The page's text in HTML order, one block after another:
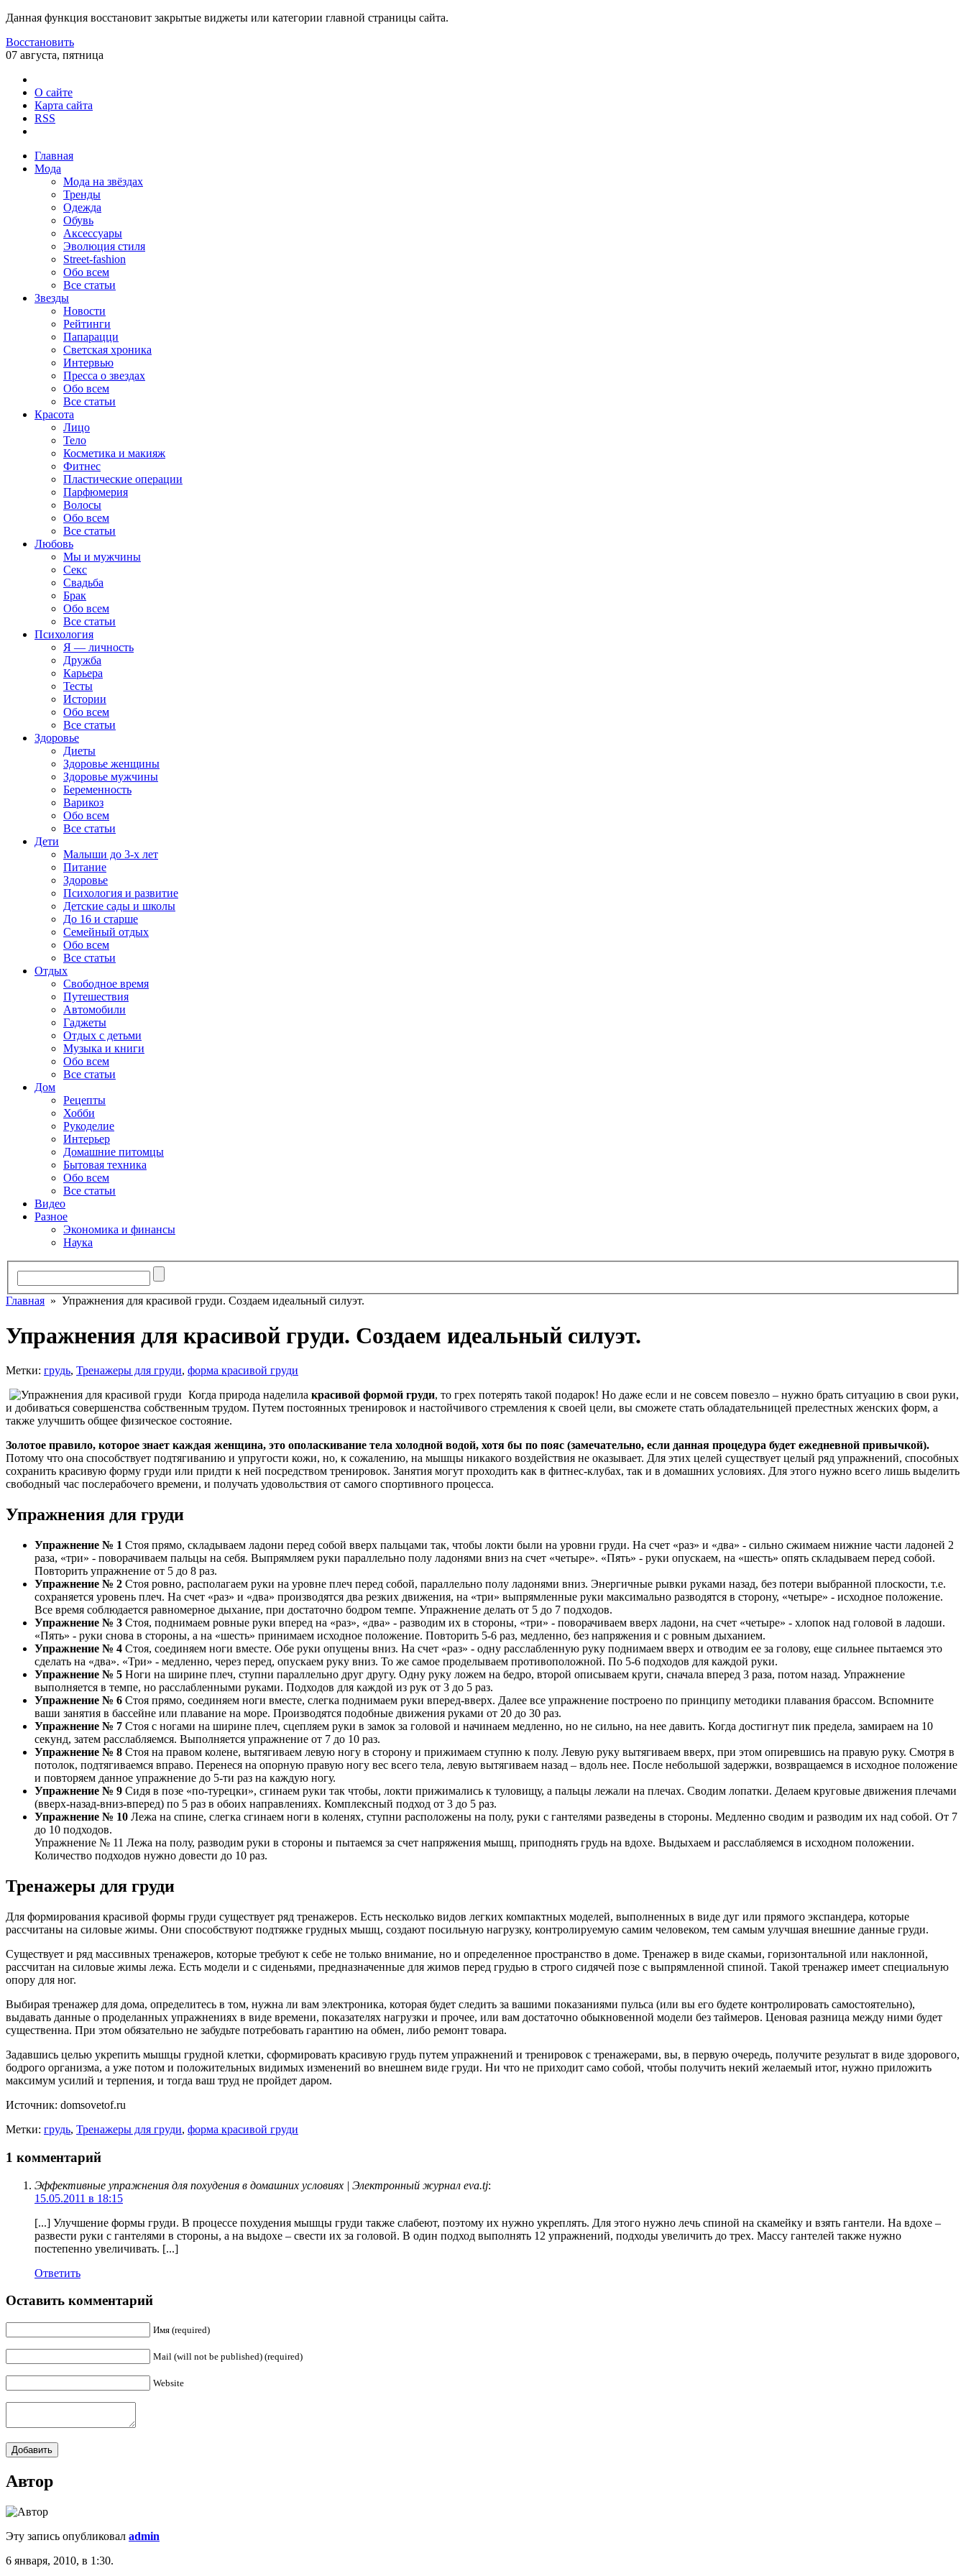
Данная функция восстановит закрытые виджеты или категории главной страницы сайта.
Восстановить
07 августа, пятница
О сайте
Карта сайта
RSS
Главная
Мода
Мода на звёздах
Тренды
Одежда
Обувь
Аксессуары
Эволюция стиля
Street-fashion
Обо всем
Все статьи
Звезды
Новости
Рейтинги
Папарацци
Светская хроника
Интервью
Пресса о звездах
Обо всем
Все статьи
Красота
Лицо
Тело
Косметика и макияж
Фитнес
Пластические операции
Парфюмерия
Волосы
Обо всем
Все статьи
Любовь
Мы и мужчины
Секс
Свадьба
Брак
Обо всем
Все статьи
Психология
Я — личность
Дружба
Карьера
Тесты
Истории
Обо всем
Все статьи
Здоровье
Диеты
Здоровье женщины
Здоровье мужчины
Беременность
Варикоз
Обо всем
Все статьи
Дети
Малыши до 3-х лет
Питание
Здоровье
Психология и развитие
Детские сады и школы
До 16 и старше
Семейный отдых
Обо всем
Все статьи
Отдых
Свободное время
Путешествия
Автомобили
Гаджеты
Отдых с детьми
Музыка и книги
Обо всем
Все статьи
Дом
Рецепты
Хобби
Рукоделие
Интерьер
Домашние питомцы
Бытовая техника
Обо всем
Все статьи
Видео
Разное
Экономика и финансы
Наука
Главная » Упражнения для красивой груди. Создаем идеальный силуэт.
Упражнения для красивой груди. Создаем идеальный силуэт.
Метки: грудь, Тренажеры для груди, форма красивой груди
Когда природа наделила красивой формой груди, то грех потерять такой подарок! Но даже если и не совсем повезло – нужно брать ситуацию в свои руки,
и добиваться совершенства собственным трудом. Путем постоянных тренировок и настойчивого стремления к своей цели, вы сможете стать обладательницей прелестных женских форм, а
также улучшить общее физическое состояние.
Золотое правило, которое знает каждая женщина, это ополаскивание тела холодной водой, хотя бы по пояс (замечательно, если данная процедура будет ежедневной привычкой).
Потому что она способствует подтягиванию и упругости кожи, но, к сожалению, на мышцы никакого воздействия не оказывает. Для этих целей существует целый ряд упражнений, способных
сохранить красивую форму груди или придти к ней посредством тренировок. Занятия могут проходить как в фитнес-клубах, так и в домашних условиях. Для этого нужно всего лишь выделить
свободный час послерабочего времени, и получать удовольствия от самого спортивного процесса.
Упражнения для груди
Упражнение № 1 Стоя прямо, складываем ладони перед собой вверх пальцами так, чтобы локти были на уровни груди. На счет «раз» и «два» - сильно сжимаем нижние части ладоней 2
раза, «три» - поворачиваем пальцы на себя. Выпрямляем руки параллельно полу ладонями вниз на счет «четыре». «Пять» - руки опускаем, на «шесть» опять складываем перед собой.
Повторить упражнение от 5 до 8 раз.
Упражнение № 2 Стоя ровно, располагаем руки на уровне плеч перед собой, параллельно полу ладонями вниз. Энергичные рывки руками назад, без потери выбранной плоскости, т.е.
сохраняется уровень плеч. На счет «раз» и «два» производятся два резких движения, на «три» выпрямленные руки максимально разводятся в сторону, «четыре» - исходное положение.
Все время соблюдается равномерное дыхание, при достаточно бодром темпе. Упражнение делать от 5 до 7 подходов.
Упражнение № 3 Стоя, поднимаем ровные руки вперед на «раз», «два» - разводим их в стороны, «три» - поворачиваем вверх ладони, на счет «четыре» - хлопок над головой в ладоши.
«Пять» - руки снова в стороны, а на «шесть» принимаем исходное положение. Повторить 5-6 раз, медленно, без напряжения и с ровным дыханием.
Упражнение № 4 Стоя, соединяем ноги вместе. Обе руки опущены вниз. На счет «раз» - одну расслабленную руку поднимаем вверх и отводим ее за голову, еще сильнее пытаемся это
сделать на «два». «Три» - медленно, через перед, опускаем руку вниз. То же самое проделываем противоположной. По 5-6 подходов для каждой руки.
Упражнение № 5 Ноги на ширине плеч, ступни параллельно друг другу. Одну руку ложем на бедро, второй описываем круги, сначала вперед 3 раза, потом назад. Упражнение
выполняется в темпе, но расслабленными руками. Подходов для каждой из рук от 3 до 5 раз.
Упражнение № 6 Стоя прямо, соединяем ноги вместе, слегка поднимаем руки вперед-вверх. Далее все упражнение построено по принципу методики плавания брассом. Вспомните
ваши занятия в бассейне или плавание на море. Производятся подобные движения руками от 20 до 30 раз.
Упражнение № 7 Стоя с ногами на ширине плеч, сцепляем руки в замок за головой и начинаем медленно, но не сильно, на нее давить. Когда достигнут пик предела, замираем на 10
секунд, затем расслабляемся. Выполняется упражнение от 7 до 10 раз.
Упражнение № 8 Стоя на правом колене, вытягиваем левую ногу в сторону и прижимаем ступню к полу. Левую руку вытягиваем вверх, при этом опиревшись на правую руку. Смотря в
потолок, подтягиваемся вправо. Перенеся на опорную правую ногу вес всего тела, левую вытягиваем назад – вдоль нее. После небольшой задержки, возвращаемся в исходное положение
и повторяем данное упражнение до 5-ти раз на каждую ногу.
Упражнение № 9 Сидя в позе «по-турецки», сгинаем руки так чтобы, локти прижимались к туловищу, а пальцы лежали на плечах. Сводим лопатки. Делаем круговые движения плечами
(вверх-назад-вниз-вперед) по 5 раз в обоих направлениях. Комплексный подход от 3 до 5 раз.
Упражнение № 10 Лежа на спине, слегка сгинаем ноги в коленях, ступни расположены на полу, руки с гантелями разведены в стороны. Медленно сводим и разводим их над собой. От 7
до 10 подходов.
Упражнение № 11 Лежа на полу, разводим руки в стороны и пытаемся за счет напряжения мышц, приподнять грудь на вдохе. Выдыхаем и расслабляемся в исходном положении.
Количество подходов нужно довести до 10 раз.
Тренажеры для груди
Для формирования красивой формы груди существует ряд тренажеров. Есть несколько видов легких компактных моделей, выполненных в виде дуг или прямого экспандера, которые
рассчитаны на силовые жимы. Они способствуют подтяжке грудных мышц, создают посильную нагрузку, контролируемую самим человеком, тем самым улучшая внешние данные груди.
Существует и ряд массивных тренажеров, которые требуют к себе не только внимание, но и определенное пространство в доме. Тренажер в виде скамьи, горизонтальной или наклонной,
рассчитан на силовые жимы лежа. Есть модели и с сиденьями, предназначенные для жимов перед грудью в строго сидячей позе с выпрямленной спиной. Такой тренажер имеет специальную
опору для ног.
Выбирая тренажер для дома, определитесь в том, нужна ли вам электроника, которая будет следить за вашими показаниями пульса (или вы его будете контролировать самостоятельно),
выдавать данные о проделанных упражнениях в виде времени, показателях нагрузки и прочее, или вам достаточно обыкновенной модели без таймеров. Ценовая разница между ними будет
существенна. При этом обязательно не забудьте потребовать гарантию на обмен, либо ремонт товара.
Задавшись целью укрепить мышцы грудной клетки, сформировать красивую грудь путем упражнений и тренировок с тренажерами, вы, в первую очередь, получите результат в виде здорового,
бодрого организма, а уже потом и положительных видимых изменений во внешнем виде груди. Ни что не приходит само собой, чтобы получить некий желаемый итог, нужно приложить
максимум усилий и терпения, и тогда ваш труд не пройдет даром.
Источник: domsovetof.ru
Метки: грудь, Тренажеры для груди, форма красивой груди
1 комментарий
Эффективные упражнения для похудения в домашних условиях | Электронный журнал eva.tj:
15.05.2011 в 18:15
[...] Улучшение формы груди. В процессе похудения мышцы груди также слабеют, поэтому их нужно укреплять. Для этого нужно лечь спиной на скамейку и взять гантели. На вдохе –
развести руки с гантелями в стороны, а на выдохе – свести их за головой. В один подход выполнять 12 упражнений, подходы увеличить до трех. Массу гантелей также нужно
постепенно увеличивать. [...]
Ответить
Оставить комментарий
Имя (required)
Mail (will not be published) (required)
Website
Автор
Эту запись опубликовал admin
6 января, 2010, в 1:30.